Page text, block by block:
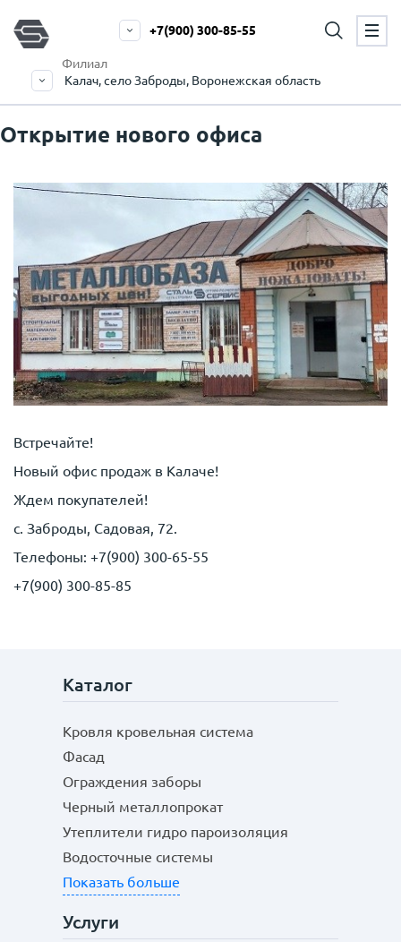
Филиал
Калач, село Заброды, Воронежская область
+7(900) 300-85-55
Открытие нового офиса
Встречайте!
Новый офис продаж в Калаче!
Ждем покупателей!
с. Заброды, Садовая, 72.
Телефоны: +7(900) 300-65-55
+7(900) 300-85-85
Каталог
Кровля кровельная система
Фасад
Ограждения заборы
Черный металлопрокат
Утеплители гидро пароизоляция
Водосточные системы
Показать больше
Услуги